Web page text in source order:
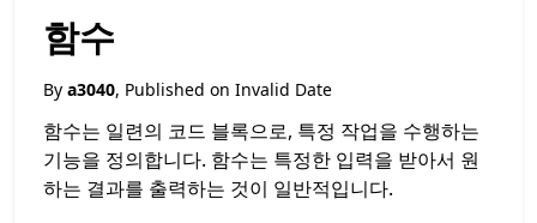
함수
By a3040, Published on Invalid Date
함수는 일련의 코드 블록으로, 특정 작업을 수행하는
기능을 정의합니다. 함수는 특정한 입력을 받아서 원
하는 결과를 출력하는 것이 일반적입니다.